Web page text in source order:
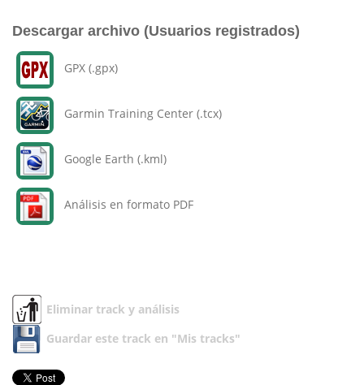
Descargar archivo (Usuarios registrados)
GPX (.gpx)
Garmin Training Center (.tcx)
Google Earth (.kml)
Análisis en formato PDF
Eliminar track y análisis
Guardar este track en "Mis tracks"